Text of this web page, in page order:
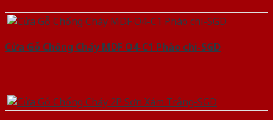
Cửa Gỗ Chống Cháy MDF O4-C1 Phào chi-SGD